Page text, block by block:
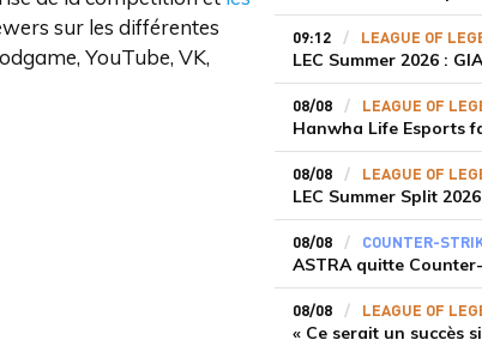
sur les différentes
YouTube, VK,
09:12 LEAGUE OF
08/08 LEAGUE OF
08/08 LEAGUE OF
08/08 COUNTER-
08/08 LEAGUE OF